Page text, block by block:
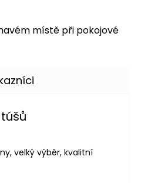
místě při pokojové
je 5 z 5 hvězdiček.
velký výběr, kvalitní